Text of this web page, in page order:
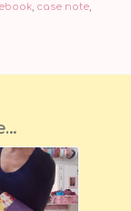
, case note,